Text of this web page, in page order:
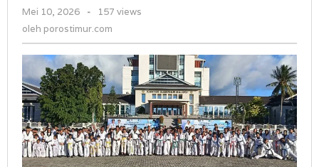
Mei 10, 2026
oleh
-
157 views
oleh porostimur.com